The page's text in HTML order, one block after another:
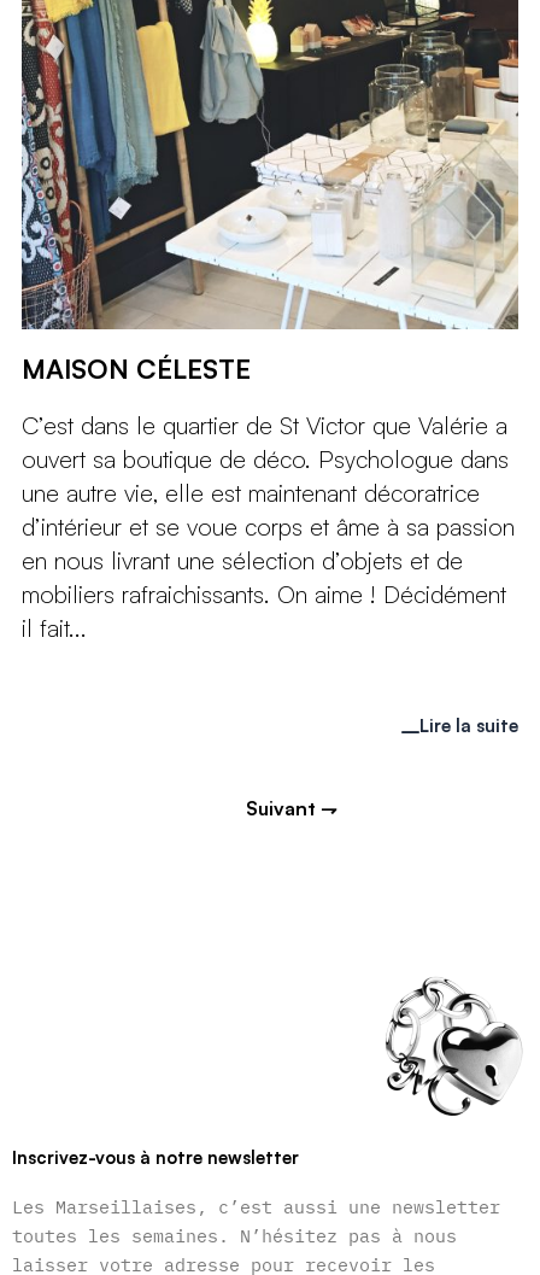
MAISON CÉLESTE
C’est dans le quartier de St Victor que Valérie a
ouvert sa boutique de déco. Psychologue dans
une autre vie, elle est maintenant décoratrice
d’intérieur et se voue corps et âme à sa passion
en nous livrant une sélection d’objets et de
mobiliers rafraichissants. On aime ! Décidément
il fait...
Lire la suite
Suivant ⇁
Inscrivez-vous à notre newsletter
Les Marseillaises, c’est aussi une newsletter
toutes les semaines. N’hésitez pas à nous
laisser votre adresse pour recevoir les